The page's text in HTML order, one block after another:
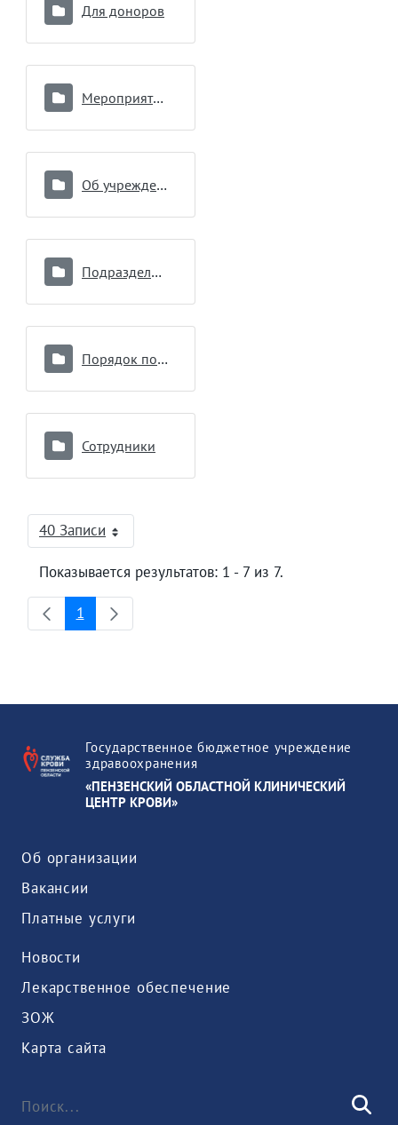
Для доноров
Мероприятия по вопросам противодействия коррупции
Об учреждении
Подразделения
Порядок подключения к модулю Реципиент
Сотрудники
40 ЗаписиНа страницу
Показывается результатов: 1 - 7 из 7.
Страница
1
Государственное бюджетное учреждение
здравоохранения
«ПЕНЗЕНСКИЙ ОБЛАСТНОЙ КЛИНИЧЕСКИЙ
ЦЕНТР КРОВИ»
Об организации
Вакансии
Платные услуги
Новости
Лекарственное обеспечение
ЗОЖ
Карта сайта